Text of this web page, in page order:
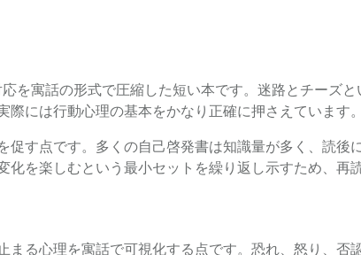
応を寓話の形式で圧縮した短い本です。迷路とチー
には行動心理の基本をかなり正確に押さえていま
促す点です。多くの自己啓発書は知識量が多く、読
を楽しむという最小セットを繰り返し示すため、再
まる心理を寓話で可視化する点です。恐れ、怒り、